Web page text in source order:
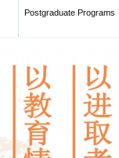
Postgraduate Programs